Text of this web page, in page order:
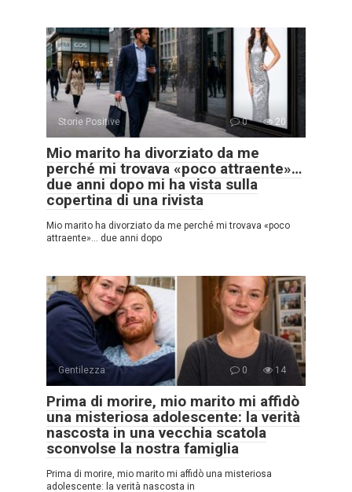
Storie Positive 0 20
Mio marito ha divorziato da me
perché mi trovava «poco attraente»…
due anni dopo mi ha vista sulla
copertina di una rivista
Mio marito ha divorziato da me perché mi trovava «poco
attraente»… due anni dopo
Gentilezza 0 14
Prima di morire, mio marito mi affidò
una misteriosa adolescente: la verità
nascosta in una vecchia scatola
sconvolse la nostra famiglia
Prima di morire, mio marito mi affidò una misteriosa
adolescente: la verità nascosta in